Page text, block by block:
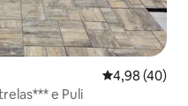
4,98 de uma
4,98 (40)
e Puli